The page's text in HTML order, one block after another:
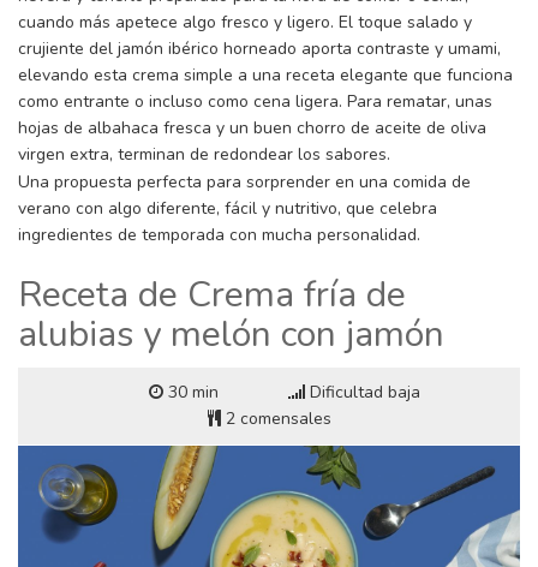
cuando más apetece algo fresco y ligero. El toque salado y
crujiente del jamón ibérico horneado aporta contraste y umami,
elevando esta crema simple a una receta elegante que funciona
como entrante o incluso como cena ligera. Para rematar, unas
hojas de albahaca fresca y un buen chorro de aceite de oliva
virgen extra, terminan de redondear los sabores.
Una propuesta perfecta para sorprender en una comida de
verano con algo diferente, fácil y nutritivo, que celebra
ingredientes de temporada con mucha personalidad.
Receta de Crema fría de
alubias y melón con jamón
30 min
Dificultad baja
2 comensales